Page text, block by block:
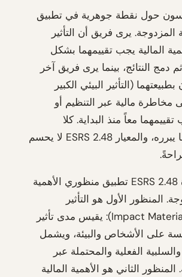
حول نقطة جوهرية في تطبيق
المزدوجة. يرى فريق أن التأثير
المالية يجب تقييمهما بشكل
دمج النتائج، بينما يرى فريق آخر
(التأثير البيئي الكبير
مخاطرة مالية عبر التنظيم أو
معاً منذ البداية. كلا
الموقفين له ما يبرره، والمعيار ESRS 2.48 لا يحسم
تتطلب الفقرة ESRS 2.48 تطبيق منظوري الأهمية
المنظور الأول هو التأثير
الخارجي (Impact Materiality): يقيس مدى تأثير
على الأشخاص والبيئة، ويشمل
والسلبية الفعلية والمحتملة عبر
الثاني هو الأهمية المالية